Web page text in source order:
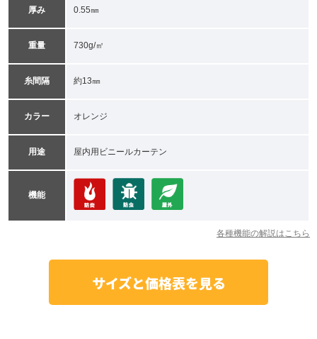
厚み 0.55㎜
重量 730g/㎡
糸間隔 約13㎜
カラー オレンジ
用途 屋内用ビニールカーテン
機能
各種機能の解説はこちら
サイズと価格表を見る